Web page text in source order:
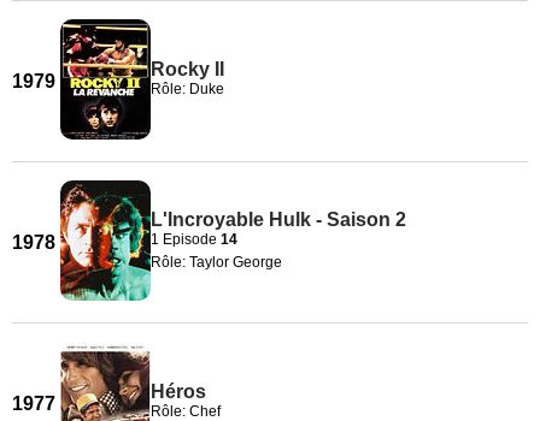
1979
Rocky II
Rôle: Duke
1978
L'Incroyable Hulk - Saison 2
1 Episode 14
Rôle: Taylor George
1977
Héros
Rôle: Chef